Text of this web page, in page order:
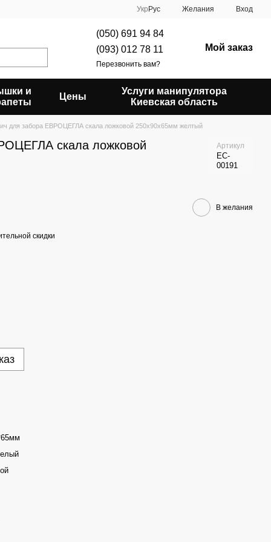
Укр Рус Желания Вход
(050) 691 94 84
(093) 012 78 11
Перезвонить вам?
Мой заказ
и
Цены
Услуги манипулятора
Киевская область
для забора ЕВРОЦЕГЛА скала ложковой 250х90х65мм желтый
скала ложковой
Артикул
EC-
00191
В желания
скидки